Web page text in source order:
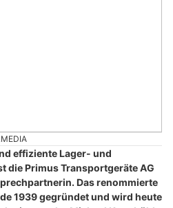
effiziente Lager- und
die Primus Transportgeräte AG
Das renommierte
1939 gegründet und wird heute